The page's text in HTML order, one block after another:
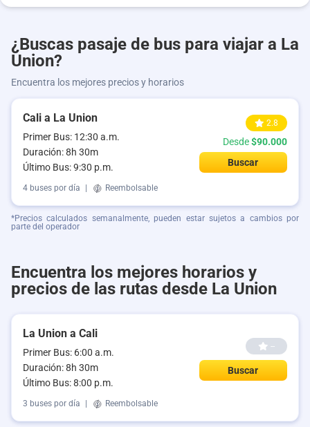
¿Buscas pasaje de bus para viajar a La
Union?
Encuentra los mejores precios y horarios
Cali a La Union
Primer Bus: 12:30 a.m.
Duración: 8h 30m
Último Bus: 9:30 p.m.
2.8
Desde$90.000
Buscar
4 buses por día Reembolsable
*Precios calculados semanalmente, pueden estar sujetos a cambios por
parte del operador
Encuentra los mejores horarios y
precios de las rutas desde La Union
La Union a Cali
Primer Bus: 6:00 a.m.
Duración: 8h 30m
Último Bus: 8:00 p.m.
--
Buscar
3 buses por día Reembolsable